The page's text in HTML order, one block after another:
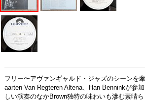
フリー〜アヴァンギャルド・ジャズのシーンを
aarten Van Regteren Altena、Han Benninkが参加
しい演奏のなかBrown独特の味わいも滲む素晴ら